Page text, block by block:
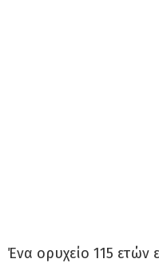
Ένα ορυχείο 115 ετών